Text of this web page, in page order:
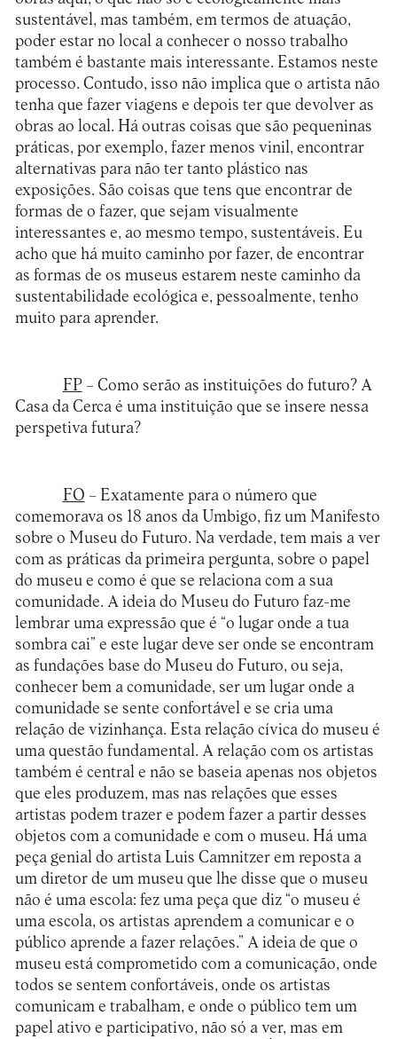
sustentável, mas também, em termos de atuação,
poder estar no local a conhecer o nosso trabalho
também é bastante mais interessante. Estamos neste
processo. Contudo, isso não implica que o artista não
tenha que fazer viagens e depois ter que devolver as
obras ao local. Há outras coisas que são pequeninas
práticas, por exemplo, fazer menos vinil, encontrar
alternativas para não ter tanto plástico nas
exposições. São coisas que tens que encontrar de
formas de o fazer, que sejam visualmente
interessantes e, ao mesmo tempo, sustentáveis. Eu
acho que há muito caminho por fazer, de encontrar
as formas de os museus estarem neste caminho da
sustentabilidade ecológica e, pessoalmente, tenho
muito para aprender.
FP– Como serão as instituições do futuro? A
Casa da Cerca é uma instituição que se insere nessa
perspetiva futura?
FO – Exatamente para o número que
comemorava os 18 anos da Umbigo, fiz um Manifesto
sobre o Museu do Futuro. Na verdade, tem mais a ver
com as práticas da primeira pergunta, sobre o papel
do museu e como é que se relaciona com a sua
comunidade. A ideia do Museu do Futuro faz-me
lembrar uma expressão que é “o lugar onde a tua
sombra cai” e este lugar deve ser onde se encontram
as fundações base do Museu do Futuro, ou seja,
conhecer bem a comunidade, ser um lugar onde a
comunidade se sente confortável e se cria uma
relação de vizinhança. Esta relação cívica do museu é
uma questão fundamental. A relação com os artistas
também é central e não se baseia apenas nos objetos
que eles produzem, mas nas relações que esses
artistas podem trazer e podem fazer a partir desses
objetos com a comunidade e com o museu. Há uma
peça genial do artista Luis Camnitzer em reposta a
um diretor de um museu que lhe disse que o museu
não é uma escola: fez uma peça que diz “o museu é
uma escola, os artistas aprendem a comunicar e o
público aprende a fazer relações.” A ideia de que o
museu está comprometido com a comunicação, onde
todos se sentem confortáveis, onde os artistas
comunicam e trabalham, e onde o público tem um
papel ativo e participativo, não só a ver, mas em